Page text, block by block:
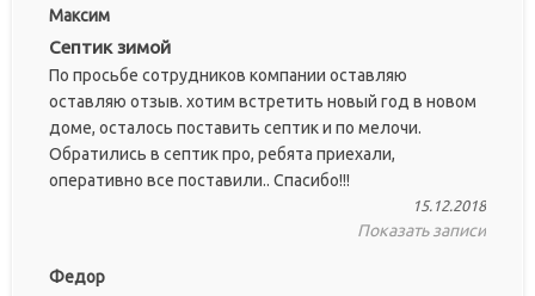
Максим
Септик зимой
По просьбе сотрудников компании оставляю
оставляю отзыв. хотим встретить новый год в новом
доме, осталось поставить септик и по мелочи.
Обратились в септик про, ребята приехали,
оперативно все поставили.. Спасибо!!!
15.12.2018
Показать записи
Федор